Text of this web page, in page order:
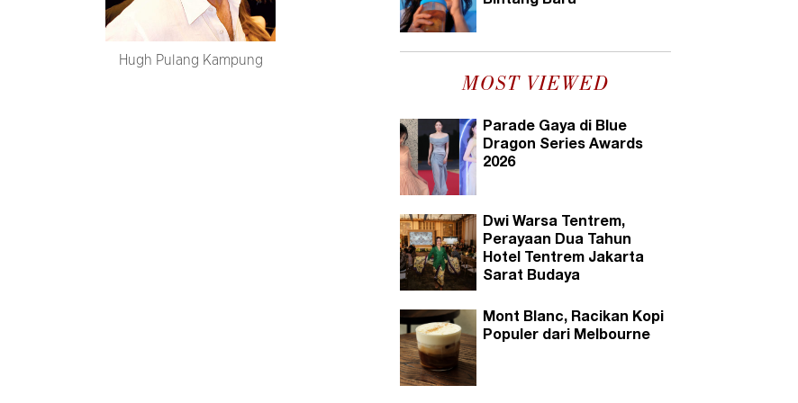
Hugh Pulang Kampung
MOST VIEWED
Parade Gaya di Blue
Dragon Series Awards
2026
Dwi Warsa Tentrem,
Perayaan Dua Tahun
Hotel Tentrem Jakarta
Sarat Budaya
Mont Blanc, Racikan Kopi
Populer dari Melbourne